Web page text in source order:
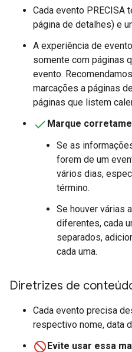
Cada evento PRECISA
página de detalhes) e
A experiência de
somente com páginas
evento.
marcações a páginas
páginas que listem
Marque
Se as
forem de um
vários dias,
término.
Se houver várias
diferentes, cada
separados,
cada uma.
Diretrizes de
Cada evento precisa
respectivo nome, data
Evite usar essa